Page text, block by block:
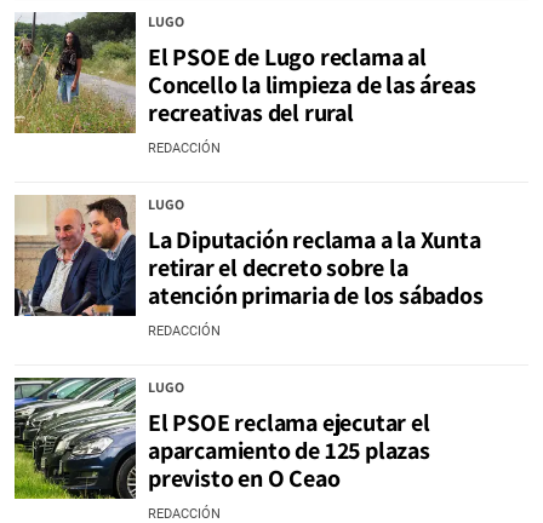
LUGO
El PSOE de Lugo reclama al
Concello la limpieza de las áreas
recreativas del rural
REDACCIÓN
LUGO
La Diputación reclama a la Xunta
retirar el decreto sobre la
atención primaria de los sábados
REDACCIÓN
LUGO
El PSOE reclama ejecutar el
aparcamiento de 125 plazas
previsto en O Ceao
REDACCIÓN